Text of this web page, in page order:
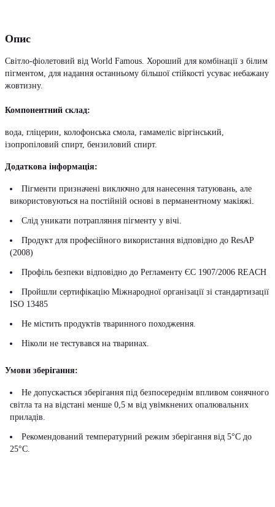
Опис
Cвітло-фіолетовий від World Famous. Хороший для комбінації з білим
пігментом, для надання останньому більшої стійкості усуває небажану
жовтизну.
Компонентний склад:
вода, гліцерин, колофонська смола, гамамеліс віргінський,
ізопропіловий спирт, бензиловий спирт.
Додаткова інформація:
Пігменти призначені виключно для нанесення татуювань, але
використовуються на постійній основі в перманентному макіяжі.
Слід уникати потрапляння пігменту у вічі.
Продукт для професійного використання відповідно до ResAP
(2008)
Профіль безпеки відповідно до Регламенту ЄС 1907/2006 REACH
Пройшли сертифікацію Міжнародної організації зі стандартизації
ISO 13485
Не містить продуктів тваринного походження.
Ніколи не тестувався на тваринах.
Умови зберігання:
Не допускається зберігання під безпосереднім впливом сонячного
світла та на відстані менше 0,5 м від увімкнених опалювальних
приладів.
Рекомендований температурний режим зберігання від 5°С до
25°С.